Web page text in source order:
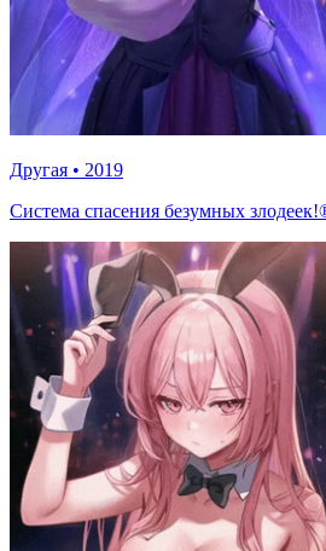
Другая • 2019
Система спасения безумных